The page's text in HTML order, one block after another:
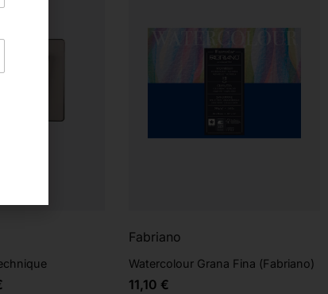
Fabriano
Watercolour Grana Fina (Fabriano)
11,10 €